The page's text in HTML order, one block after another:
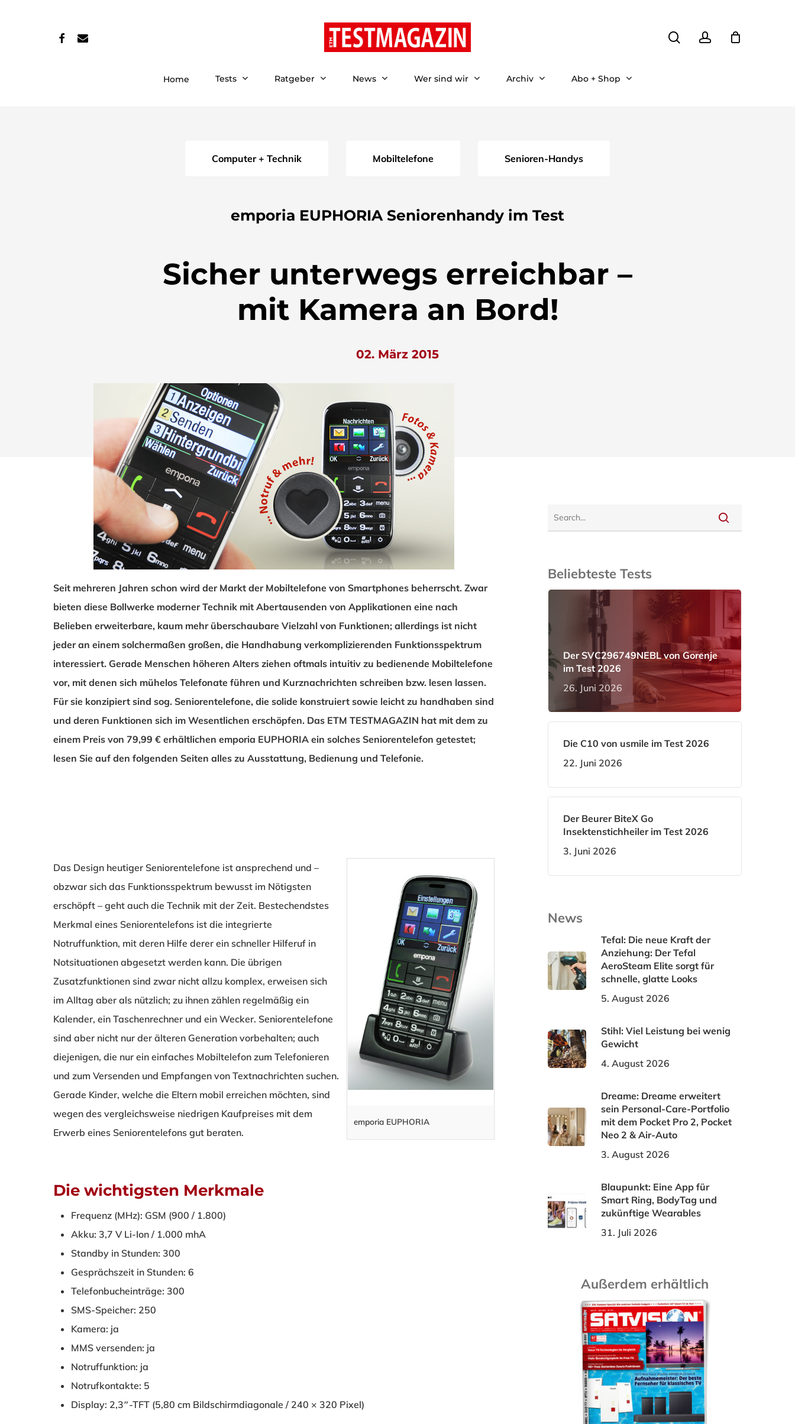
Drücken Sie Enter zum Suchen oder ESC zum Schließen.
facebook
email
Home Tests Ratgeber News Wer sind wir Archiv Abo + Shop
Computer + Technik Mobiltelefone Senioren-Handys
emporia EUPHORIA Seniorenhandy im Test
Sicher unterwegs erreichbar –
mit Kamera an Bord!
02. März 2015
Seit mehreren Jahren schon wird der Markt der Mobiltelefone von Smartphones beherrscht. Zwar
bieten diese Bollwerke moderner Technik mit Abertausenden von Applikationen eine nach
Belieben erweiterbare, kaum mehr überschaubare Vielzahl von Funktionen; allerdings ist nicht
jeder an einem solchermaßen großen, die Handhabung verkomplizierenden Funktionsspektrum
interessiert. Gerade Menschen höheren Alters ziehen oftmals intuitiv zu bedienende Mobiltelefone
vor, mit denen sich mühelos Telefonate führen und Kurznachrichten schreiben bzw. lesen lassen.
Für sie konzipiert sind sog. Seniorentelefone, die solide konstruiert sowie leicht zu handhaben sind
und deren Funktionen sich im Wesentlichen erschöpfen. Das ETM TESTMAGAZIN hat mit dem zu
einem Preis von 79,99 € erhältlichen emporia EUPHORIA ein solches Seniorentelefon getestet;
lesen Sie auf den folgenden Seiten alles zu Ausstattung, Bedienung und Telefonie.
emporia EUPHORIA
Das Design heutiger Seniorentelefone ist ansprechend und –
obzwar sich das Funktionsspektrum bewusst im Nötigsten
erschöpft – geht auch die Technik mit der Zeit. Bestechendstes
Merkmal eines Seniorentelefons ist die integrierte
Notruffunktion, mit deren Hilfe derer ein schneller Hilferuf in
Notsituationen abgesetzt werden kann. Die übrigen
Zusatzfunktionen sind zwar nicht allzu komplex, erweisen sich
im Alltag aber als nützlich; zu ihnen zählen regelmäßig ein
Kalender, ein Taschenrechner und ein Wecker. Seniorentelefone
sind aber nicht nur der älteren Generation vorbehalten; auch
diejenigen, die nur ein einfaches Mobiltelefon zum Telefonieren
und zum Versenden und Empfangen von Textnachrichten suchen.
Gerade Kinder, welche die Eltern mobil erreichen möchten, sind
wegen des vergleichsweise niedrigen Kaufpreises mit dem
Erwerb eines Seniorentelefons gut beraten.
Die wichtigsten Merkmale
Frequenz (MHz): GSM (900 / 1.800)
Akku: 3,7 V Li-Ion / 1.000 mhA
Standby in Stunden: 300
Gesprächszeit in Stunden: 6
Telefonbucheinträge: 300
SMS-Speicher: 250
Kamera: ja
MMS versenden: ja
Notruffunktion: ja
Notrufkontakte: 5
Display: 2,3″-TFT (5,80 cm Bildschirmdiagonale / 240 × 320 Pixel)
Beliebteste Tests
Der SVC296749NEBL von Gorenje
im Test 2026
26. Juni 2026
Die C10 von usmile im Test 2026
22. Juni 2026
Der Beurer BiteX Go
Insektenstichheiler im Test 2026
3. Juni 2026
News
Tefal: Die neue Kraft der
Anziehung: Der Tefal
AeroSteam Elite sorgt für
schnelle, glatte Looks
5. August 2026
Stihl: Viel Leistung bei wenig
Gewicht
4. August 2026
Dreame: Dreame erweitert
sein Personal-Care-Portfolio
mit dem Pocket Pro 2, Pocket
Neo 2 & Air-Auto
3. August 2026
Blaupunkt: Eine App für
Smart Ring, BodyTag und
zukünftige Wearables
31. Juli 2026
Außerdem erhältlich